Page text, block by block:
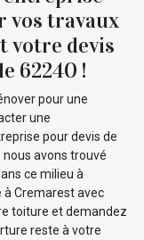
vos travaux
votre devis
62240 !
pour une
une
pour devis de
avons trouvé
ce milieu à
Cremarest avec
toiture et demandez
reste à votre